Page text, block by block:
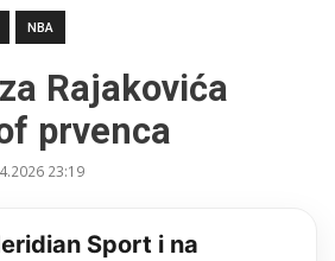
NBA
Rajakovića
prvenca
23:19
Sport i na